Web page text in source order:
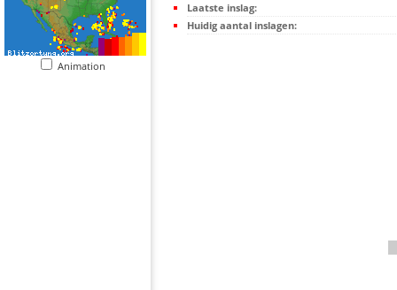
Animation
Laatste inslag:
Huidig aantal inslagen: